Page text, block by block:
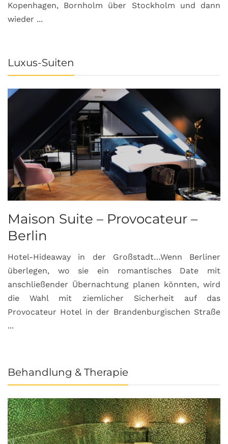
Kopenhagen, Bornholm über Stockholm und dann
wieder ...
Luxus-Suiten
Maison Suite – Provocateur –
Berlin
Hotel-Hideaway in der Großstadt…Wenn Berliner
überlegen, wo sie ein romantisches Date mit
anschließender Übernachtung planen könnten, wird
die Wahl mit ziemlicher Sicherheit auf das
Provocateur Hotel in der Brandenburgischen Straße
...
Behandlung & Therapie